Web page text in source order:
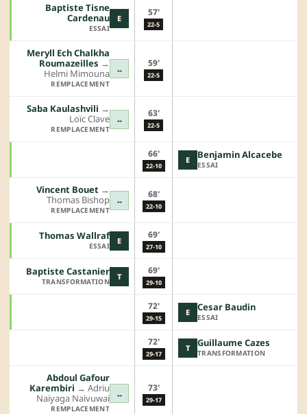
E
Baptiste Tisne
Cardenau
ESSAI
57'
22-5
↔
Meryll Ech Chalkha
Roumazeilles →︎
Helmi Mimouna
REMPLACEMENT
59'
22-5
↔
Saba Kaulashvili →︎
Loïc Clave
REMPLACEMENT
63'
22-5
66'
22-10
E Benjamin Alcacebe
ESSAI
↔
Vincent Bouet →︎
Thomas Bishop
REMPLACEMENT
68'
22-10
E
Thomas Wallraf
ESSAI
69'
27-10
T
Baptiste Castanier
TRANSFORMATION
69'
29-10
72'
29-15
E Cesar Baudin
ESSAI
72'
29-17
T Guillaume Cazes
TRANSFORMATION
↔
Abdoul Gafour
Karembiri →︎ Adriu
Naiyaga Naivuwai
REMPLACEMENT
73'
29-17